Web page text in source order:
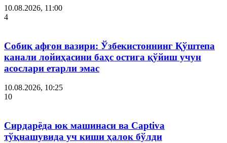
10.08.2026, 11:00
4
Собиқ афғон вазири: Ўзбекистоннинг Қўштепа
канали лойиҳасини баҳс остига қўйиш учун
асослари етарли эмас
10.08.2026, 10:25
10
Сирдарёда юк машинаси ва Captiva
тўқнашувида уч киши ҳалок бўлди